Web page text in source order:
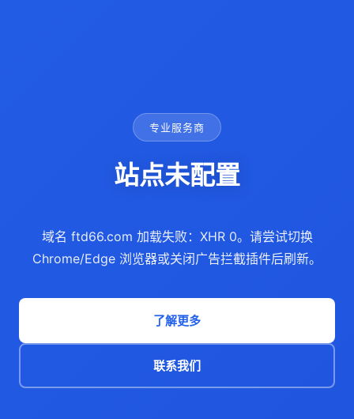
专业服务商
站点未配置
域名 ftd66.com 加载失败：XHR 0。请尝试切换
Chrome/Edge 浏览器或关闭广告拦截插件后刷新。
了解更多
联系我们